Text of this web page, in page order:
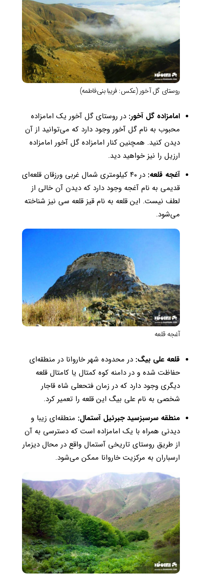
روستای گل آخور (عکس: فریبا بنی‌فاطمه)
امامزاده گل آخور: در روستای گل آخور یک امامزاده
محبوب به نام گل آخور وجود دارد که می‌توانید از آن
دیدن کنید. همچنین کنار امامزاده گل آخور امامزاده
ارزیل را نیز خواهید دید.
آغجه قلعه:
در ۴۰ کیلومتری شمال غربی ورزقان قلعه‌ای
قدیمی به نام آغجه وجود دارد که دیدن آن خالی از
لطف نیست. این قلعه به نام قیز قلعه سی نیز شناخته
می‌شود.
آغجه قلعه
قلعه علی بیگ: در محدوده شهر خاروانا در منطقه‌ای
حفاظت شده و در دامنه کوه کمتال یا کامتال قلعه
دیگری وجود دارد که در زمان فتحعلی شاه قاجار
شخصی به نام علی بیگ این قلعه را تعمیر کرد.
منطقه سرسبزسید جبرئیل آستمال: منطقه‌ای زیبا و
دیدنی همراه با یک امامزاده است که دسترسی به آن
از طریق روستای تاریخی آستمال واقع در محال دیزمار
ارسباران به مرکزیت خاروانا ممکن می‌شود.